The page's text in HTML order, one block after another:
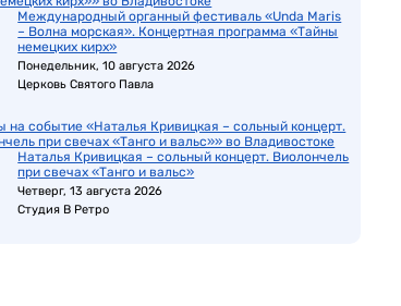
Международный органный фестиваль «Unda Maris
– Волна морская». Концертная программа «Тайны
немецких кирх»
Понедельник, 10 августа 2026
Церковь Святого Павла
Наталья Кривицкая – сольный концерт. Виолончель
при свечах «Танго и вальс»
Четверг, 13 августа 2026
Студия В Ретро